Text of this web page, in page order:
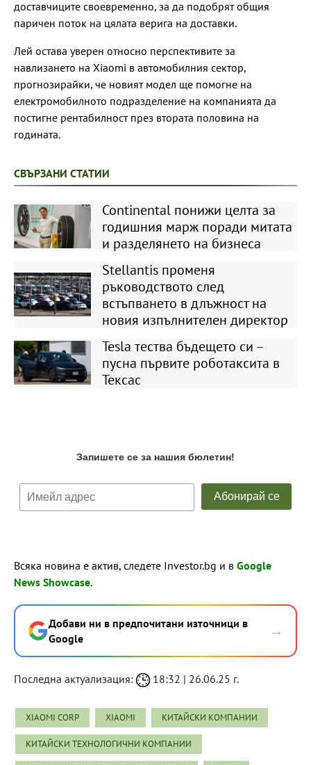
доставчиците своевременно, за да подобрят общия
паричен поток на цялата верига на доставки.
Лей остава уверен относно перспективите за
навлизането на Xiaomi в автомобилния сектор,
прогнозирайки, че новият модел ще помогне на
електромобилното подразделение на компанията да
постигне рентабилност през втората половина на
годината.
СВЪРЗАНИ СТАТИИ
Continental понижи целта за
годишния марж поради митата
и разделянето на бизнеса
Stellantis променя
ръководството след
встъпването в длъжност на
новия изпълнителен директор
Tesla тества бъдещето си –
пусна първите роботаксита в
Тексас
Всяка новина е актив, следете Investor.bg и в Google
News Showcase.
Добави ни в предпочитани източници в
Google
→
Последна актуализация: 18:32 | 26.06.25 г.
XIAOMI CORP XIAOMI КИТАЙСКИ КОМПАНИИ
КИТАЙСКИ ТЕХНОЛОГИЧНИ КОМПАНИИ